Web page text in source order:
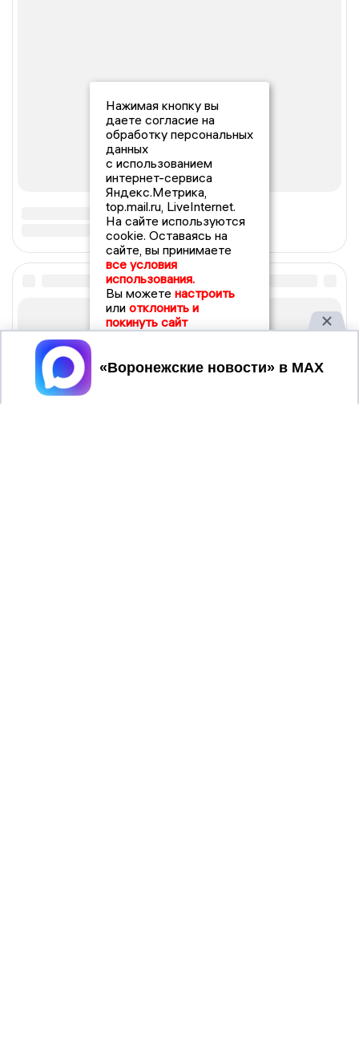
Нажимая кнопку вы
даете согласие на
обработку персональных
данных
с использованием
интернет-сервиса
Яндекс.Метрика,
top.mail.ru, LiveInternet.
На сайте используются
cookie. Оставаясь на
сайте, вы принимаете
все условия
использования.
Вы можете настроить
или отклонить и
покинуть сайт
Принять